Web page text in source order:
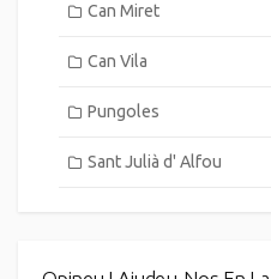
Can Miret
Can Vila
Pungoles
Sant Julià d' Alfou